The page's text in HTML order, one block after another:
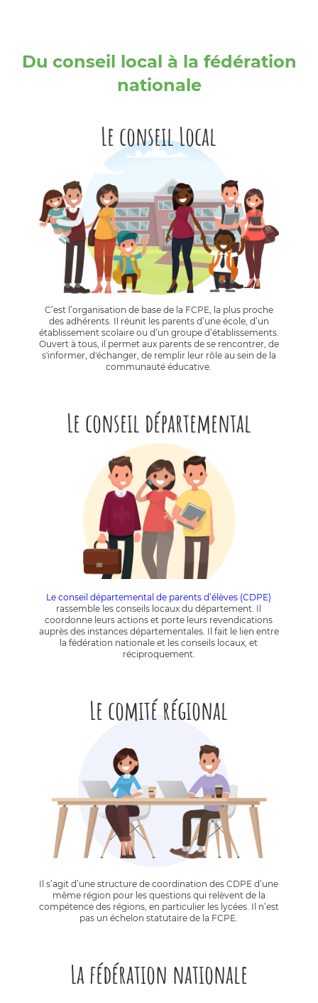
Du conseil local à la fédération
nationale
Le conseil Local
C’est l’organisation de base de la FCPE, la plus proche
des adhérents. Il réunit les parents d’une école, d’un
établissement scolaire ou d’un groupe d’établissements.
Ouvert à tous, il permet aux parents de se rencontrer, de
s'informer, d'échanger, de remplir leur rôle au sein de la
communauté éducative.
Le conseil départemental
Le conseil départemental de parents d’élèves (CDPE)
rassemble les conseils locaux du département. Il
coordonne leurs actions et porte leurs revendications
auprès des instances départementales. Il fait le lien entre
la fédération nationale et les conseils locaux, et
réciproquement.
Le comité régional
Il s’agit d’une structure de coordination des CDPE d’une
même région pour les questions qui relèvent de la
compétence des régions, en particulier les lycées. Il n’est
pas un échelon statutaire de la FCPE.
La fédération nationale